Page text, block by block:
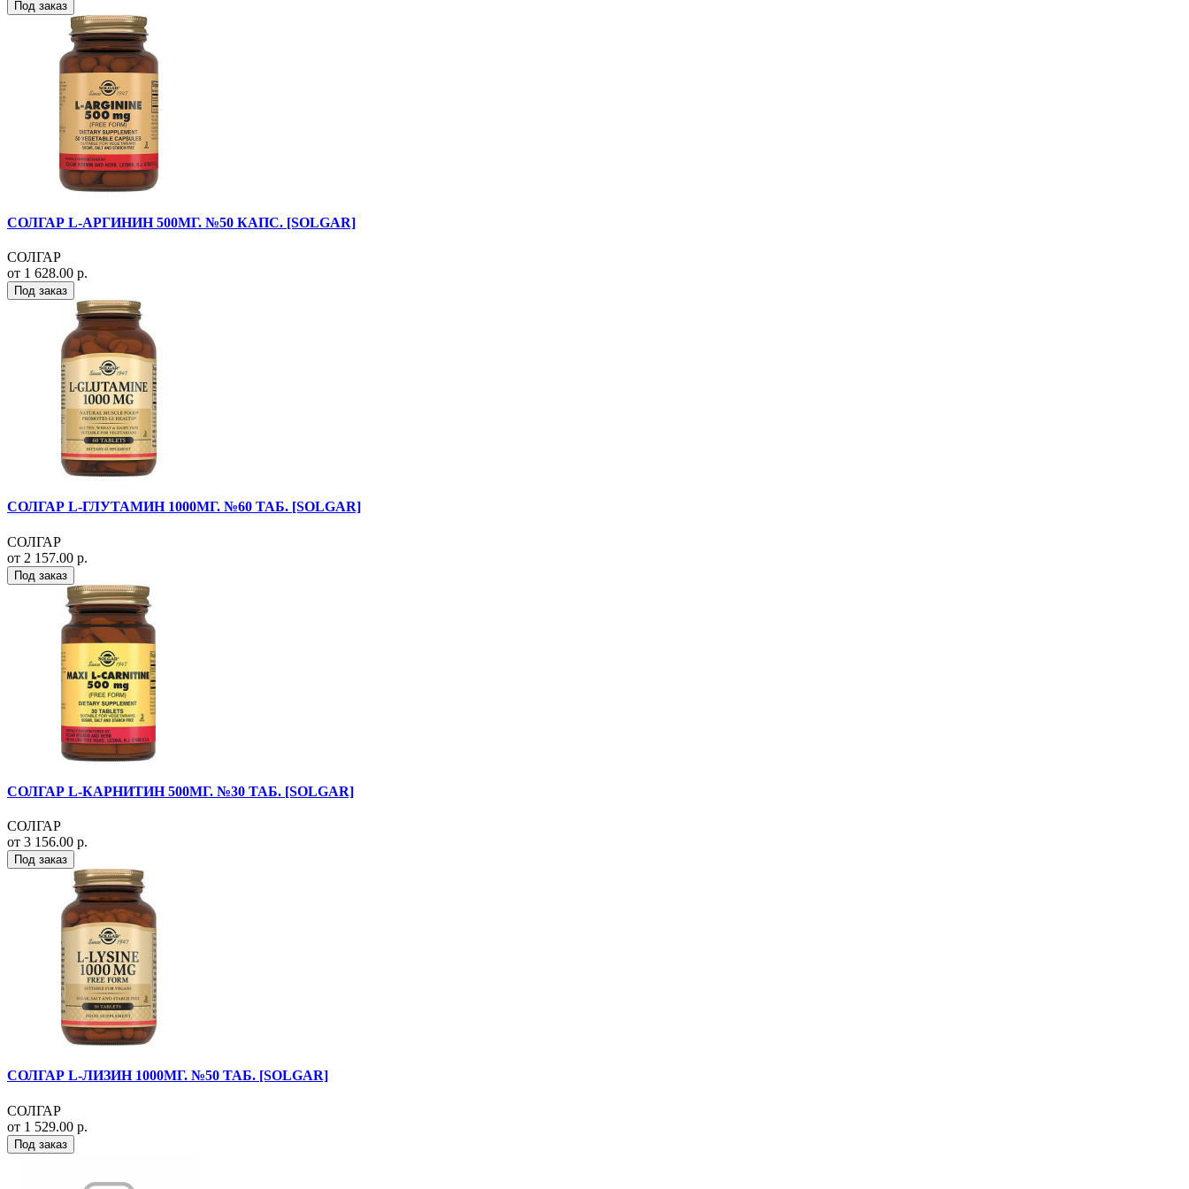
Под заказ
СОЛГАР L-АРГИНИН 500МГ. №50 КАПС. [SOLGAR]
СОЛГАР
от 1 628.00 р.
Под заказ
СОЛГАР L-ГЛУТАМИН 1000МГ. №60 ТАБ. [SOLGAR]
СОЛГАР
от 2 157.00 р.
Под заказ
СОЛГАР L-КАРНИТИН 500МГ. №30 ТАБ. [SOLGAR]
СОЛГАР
от 3 156.00 р.
Под заказ
СОЛГАР L-ЛИЗИН 1000МГ. №50 ТАБ. [SOLGAR]
СОЛГАР
от 1 529.00 р.
Под заказ